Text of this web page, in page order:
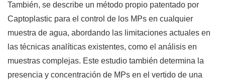
También, se describe un método propio patentado por
Captoplastic para el control de los MPs en cualquier
muestra de agua, abordando las limitaciones actuales en
las técnicas analíticas existentes, como el análisis en
muestras complejas. Este estudio también determina la
presencia y concentración de MPs en el vertido de una